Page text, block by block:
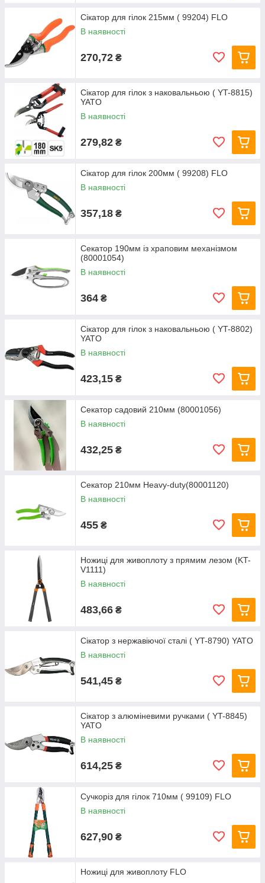
Сікатор для гілок 215мм ( 99204) FLO
В наявності
270,72 ₴
Сікатор для гілок з наковальньою ( YT-8815)
YATO
В наявності
279,82 ₴
Сікатор для гілок 200мм ( 99208) FLO
В наявності
357,18 ₴
Секатор 190мм із храповим механізмом
(80001054)
В наявності
364 ₴
Сікатор для гілок з наковальньою ( YT-8802)
YATO
В наявності
423,15 ₴
Секатор садовий 210мм (80001056)
В наявності
432,25 ₴
Секатор 210мм Heavy-duty(80001120)
В наявності
455 ₴
Ножиці для живоплоту з прямим лезом (KT-
V1111)
В наявності
483,66 ₴
Сікатор з нержавіючої сталі ( YT-8790) YATO
В наявності
541,45 ₴
Сікатор з алюміневими ручками ( YT-8845)
YATO
В наявності
614,25 ₴
Сучкоріз для гілок 710мм ( 99109) FLO
В наявності
627,90 ₴
Ножиці для живоплоту FLO